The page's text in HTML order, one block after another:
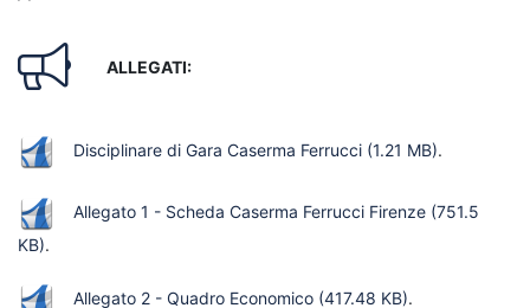
ALLEGATI:
Disciplinare di Gara Caserma Ferrucci (1.21 MB).
Allegato 1 - Scheda Caserma Ferrucci Firenze (751.5
KB).
Allegato 2 - Quadro Economico (417.48 KB).